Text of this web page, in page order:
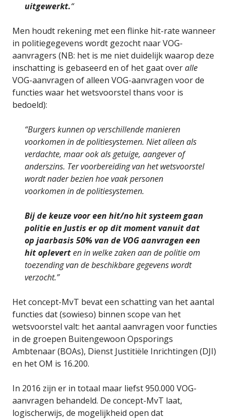
uitgewerkt.“
Men houdt rekening met een flinke hit-rate wanneer
in politiegegevens wordt gezocht naar VOG-
aanvragers (NB: het is me niet duidelijk waarop deze
inschatting is gebaseerd en of het gaat overalle
VOG-aanvragen of alleen VOG-aanvragen voor de
functies waar het wetsvoorstel thans voor is
bedoeld):
“Burgers kunnen op verschillende manieren
voorkomen in de politiesystemen. Niet alleen als
verdachte, maar ook als getuige, aangever of
anderszins. Ter voorbereiding van het wetsvoorstel
wordt nader bezien hoe vaak personen
voorkomen in de politiesystemen.
Bij de keuze voor een hit/no hit systeem gaan
politie en Justis er op dit moment vanuit dat
op jaarbasis 50% van de VOG aanvragen een
hit opleverten in welke zaken aan de politie om
toezending van de beschikbare gegevens wordt
verzocht.”
Het concept-MvT bevat een schatting van het aantal
functies dat (sowieso) binnen scope van het
wetsvoorstel valt: het aantal aanvragen voor functies
in de groepen Buitengewoon Opsporings
Ambtenaar (BOAs), Dienst Justitiële Inrichtingen (DJI)
en het OM is 16.200.
In 2016 zijn er in totaal maar liefst 950.000 VOG-
aanvragen behandeld. De concept-MvT laat,
logischerwijs, de mogelijkheid open dat